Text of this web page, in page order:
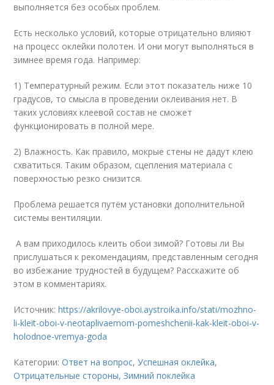
выполняется без особых проблем.
Есть несколько условий, которые отрицательно влияют
на процесс оклейки полотен. И они могут выполняться в
зимнее время года. Например:
1) Температурный режим. Если этот показатель ниже 10
градусов, то смысла в проведении оклеивания нет. В
таких условиях клеевой состав не сможет
функционировать в полной мере.
2) Влажность. Как правило, мокрые стены не дадут клею
схватиться. Таким образом, сцепления материала с
поверхностью резко снизится.
Проблема решается путём установки дополнительной
системы вентиляции.
А вам приходилось клеить обои зимой? Готовы ли Вы
прислушаться к рекомендациям, представленным сегодня
во избежание трудностей в будущем? Расскажите об
этом в комментариях.
Источник:https://akrilovye-oboi.aystroika.info/stati/mozhno-
li-kleit-oboi-v-neotaplivaemom-pomeshchenii-kak-kleit-oboi-v-
holodnoe-vremya-goda
Категории:Ответ на вопрос,Успешная оклейка,
Отрицательные стороны,Зимний поклейка